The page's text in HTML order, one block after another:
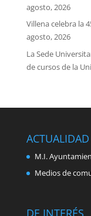
agosto, 2026
Villena celebra la
agosto, 2026
La Sede
de cursos de la
ACTUALIDAD
M.I.
Medios de
DE INTERÉS